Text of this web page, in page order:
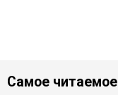
Самое читаемое